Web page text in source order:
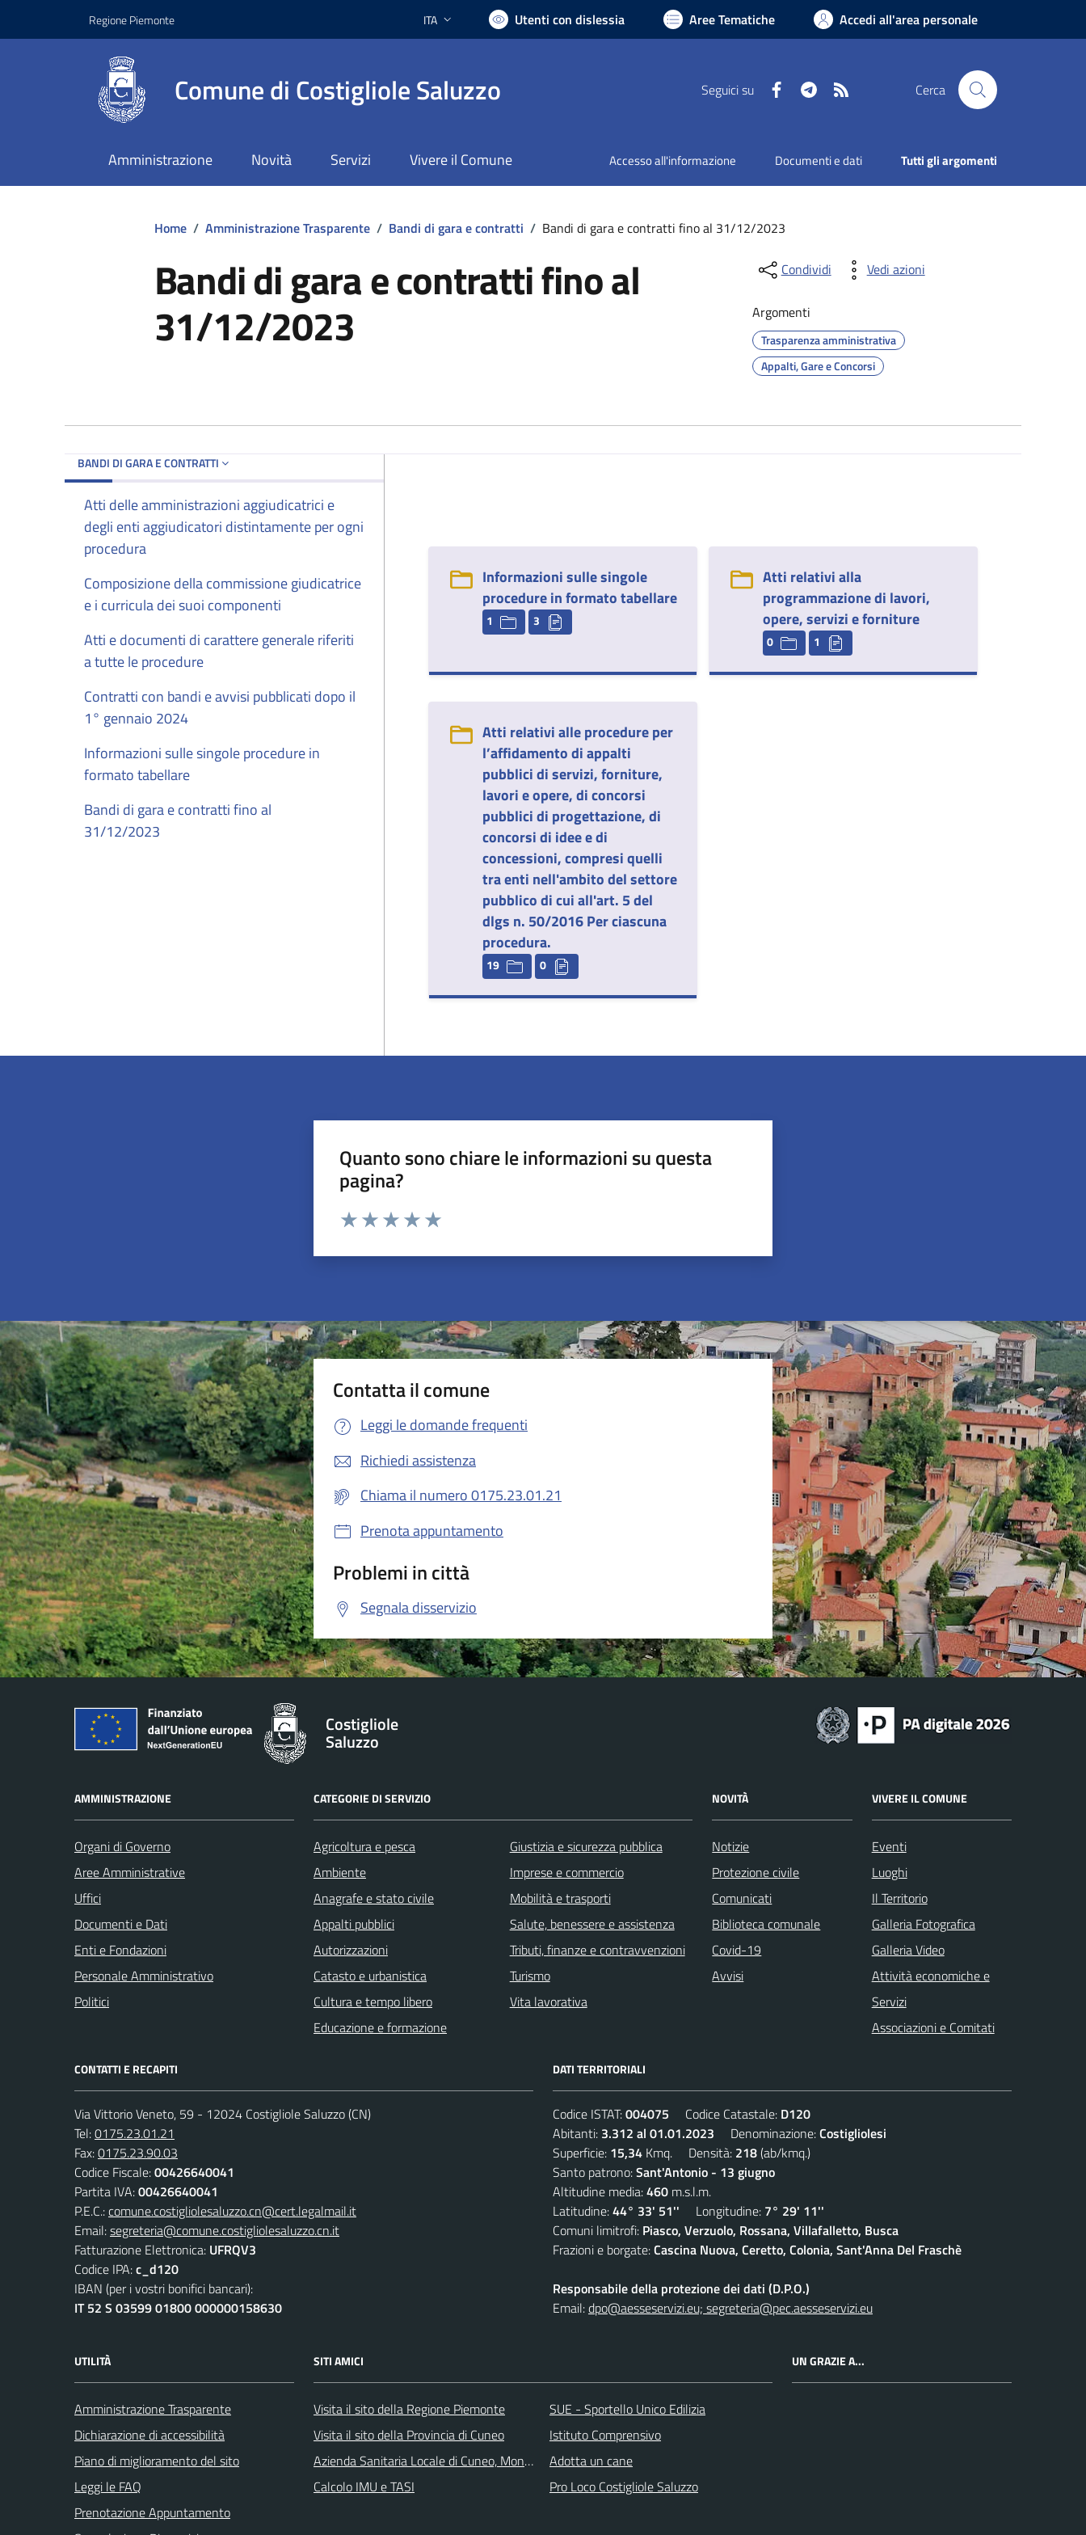
Regione Piemonte Lingua attiva:
ITA Utenti con dislessia Aree Tematiche Accedi all'area personale
Comune di Costigliole Saluzzo Seguici su FacebookTelegram Cerca
Amministrazione Novità Servizi Vivere il Comune Accesso all'informazione Documenti e dati Tutti gli argomenti
Home / Amministrazione Trasparente / Bandi di gara e contratti / Bandi di gara e contratti fino al 31/12/2023
Bandi di gara e contratti fino al
31/12/2023
Condividi Vedi azioni
Argomenti
Trasparenza amministrativa
Appalti, Gare e Concorsi
BANDI DI GARA E CONTRATTI
Atti delle amministrazioni aggiudicatrici e
degli enti aggiudicatori distintamente per ogni
procedura
Composizione della commissione giudicatrice
e i curricula dei suoi componenti
Atti e documenti di carattere generale riferiti
a tutte le procedure
Contratti con bandi e avvisi pubblicati dopo il
1° gennaio 2024
Informazioni sulle singole procedure in
formato tabellare
Bandi di gara e contratti fino al
31/12/2023
Informazioni sulle singole
procedure in formato tabellare
1 3
Atti relativi alla
programmazione di lavori,
opere, servizi e forniture
0 1
Atti relativi alle procedure per
l’affidamento di appalti
pubblici di servizi, forniture,
lavori e opere, di concorsi
pubblici di progettazione, di
concorsi di idee e di
concessioni, compresi quelli
tra enti nell'ambito del settore
pubblico di cui all'art. 5 del
dlgs n. 50/2016 Per ciascuna
procedura.
19 0
Quanto sono chiare le informazioni su questa
pagina?
Valuta da 1 a 5 stelle la pagina
Contatta il comune
Leggi le domande frequenti
Richiedi assistenza
Chiama il numero 0175.23.01.21
Prenota appuntamento
Problemi in città
Segnala disservizio
Costigliole
Saluzzo
AMMINISTRAZIONE
Organi di Governo
Aree Amministrative
Uffici
Documenti e Dati
Enti e Fondazioni
Personale Amministrativo
Politici
CATEGORIE DI SERVIZIO
Agricoltura e pesca
Ambiente
Anagrafe e stato civile
Appalti pubblici
Autorizzazioni
Catasto e urbanistica
Cultura e tempo libero
Educazione e formazione
Giustizia e sicurezza pubblica
Imprese e commercio
Mobilità e trasporti
Salute, benessere e assistenza
Tributi, finanze e contravvenzioni
Turismo
Vita lavorativa
NOVITÀ
Notizie
Protezione civile
Comunicati
Biblioteca comunale
Covid-19
Avvisi
VIVERE IL COMUNE
Eventi
Luoghi
Il Territorio
Galleria Fotografica
Galleria Video
Attività economiche e
Servizi
Associazioni e Comitati
CONTATTI E RECAPITI
Via Vittorio Veneto, 59 - 12024 Costigliole Saluzzo (CN)
Tel:0175.23.01.21
Fax:0175.23.90.03
Codice Fiscale:00426640041
Partita IVA:00426640041
P.E.C.:comune.costigliolesaluzzo.cn@cert.legalmail.it
Email:segreteria@comune.costigliolesaluzzo.cn.it
Fatturazione Elettronica: UFRQV3
Codice IPA:c_d120
IBAN (per i vostri bonifici bancari):
IT 52 S 03599 01800 000000158630
DATI TERRITORIALI
Codice ISTAT:004075 Codice Catastale: D120
Abitanti: 3.312 al 01.01.2023 Denominazione:Costigliolesi
Superficie: 15,34 Kmq. Densità: 218(ab/kmq.)
Santo patrono:Sant'Antonio - 13 giugno
Altitudine media:460 m.s.l.m.
Latitudine:44° 33' 51'' Longitudine: 7° 29' 11''
Comuni limitrofi: Piasco, Verzuolo, Rossana, Villafalletto, Busca
Frazioni e borgate:Cascina Nuova, Ceretto, Colonia, Sant'Anna Del Fraschè
Responsabile della protezione dei dati (D.P.O.)
Email:dpo@aesseservizi.eu; segreteria@pec.aesseservizi.eu
UTILITÀ
Amministrazione Trasparente
Dichiarazione di accessibilità
Piano di miglioramento del sito
Leggi le FAQ
Prenotazione Appuntamento
SITI AMICI
Visita il sito della Regione Piemonte
Visita il sito della Provincia di Cuneo
Azienda Sanitaria Locale di Cuneo, Mondovì e Savigliano
Calcolo IMU e TASI
SUE - Sportello Unico Edilizia
Istituto Comprensivo
Adotta un cane
Pro Loco Costigliole Saluzzo
UN GRAZIE A...